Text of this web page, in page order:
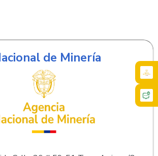
de Minería